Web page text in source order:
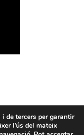
de tercers per garantir
l’ús del mateix